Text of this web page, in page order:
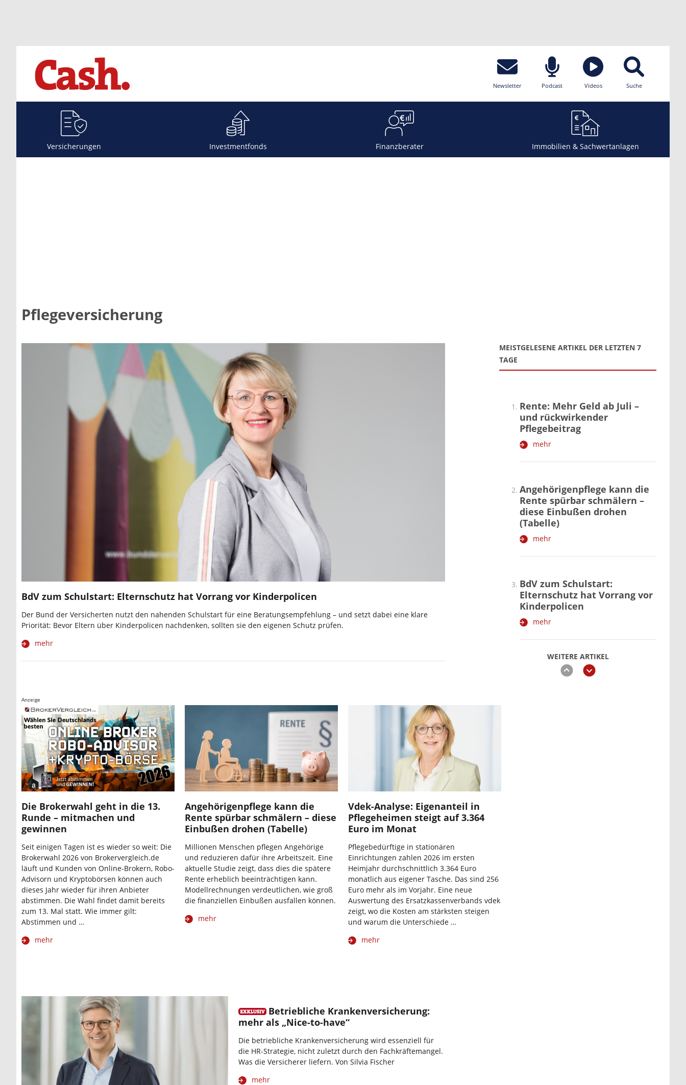
Newsletter Podcast Videos Suche
Versicherungen Investmentfonds Finanzberater Immobilien & Sachwertanlagen
Pflegeversicherung
BdV zum Schulstart: Elternschutz hat Vorrang vor Kinderpolicen
Der Bund der Versicherten nutzt den nahenden Schulstart für eine Beratungsempfehlung – und setzt dabei eine klare
Priorität: Bevor Eltern über Kinderpolicen nachdenken, sollten sie den eigenen Schutz prüfen.
mehr
MEISTGELESENE ARTIKEL DER LETZTEN 7
TAGE
WEITERE ARTIKEL
zurückweiter
Rente: Mehr Geld ab Juli –
und rückwirkender
Pflegebeitrag
mehr
Angehörigenpflege kann die
Rente spürbar schmälern –
diese Einbußen drohen
(Tabelle)
mehr
BdV zum Schulstart:
Elternschutz hat Vorrang vor
Kinderpolicen
mehr
Anzeige
Die Brokerwahl geht in die 13.
Runde – mitmachen und
gewinnen
Seit einigen Tagen ist es wieder so weit: Die
Brokerwahl 2026 von Brokervergleich.de
läuft und Kunden von Online-Brokern, Robo-
Advisorn und Kryptobörsen können auch
dieses Jahr wieder für ihren Anbieter
abstimmen. Die Wahl findet damit bereits
zum 13. Mal statt. Wie immer gilt:
Abstimmen und …
mehr
Angehörigenpflege kann die
Rente spürbar schmälern – diese
Einbußen drohen (Tabelle)
Millionen Menschen pflegen Angehörige
und reduzieren dafür ihre Arbeitszeit. Eine
aktuelle Studie zeigt, dass dies die spätere
Rente erheblich beeinträchtigen kann.
Modellrechnungen verdeutlichen, wie groß
die finanziellen Einbußen ausfallen können.
mehr
Vdek-Analyse: Eigenanteil in
Pflegeheimen steigt auf 3.364
Euro im Monat
Pflegebedürftige in stationären
Einrichtungen zahlen 2026 im ersten
Heimjahr durchschnittlich 3.364 Euro
monatlich aus eigener Tasche. Das sind 256
Euro mehr als im Vorjahr. Eine neue
Auswertung des Ersatzkassenverbands vdek
zeigt, wo die Kosten am stärksten steigen
und warum die Unterschiede …
mehr
Betriebliche Krankenversicherung:
mehr als „Nice-to-have“
Die betriebliche Krankenversicherung wird essenziell für
die HR-Strategie, nicht zuletzt durch den Fachkräftemangel.
Was die Versicherer liefern. Von Silvia Fischer
mehr